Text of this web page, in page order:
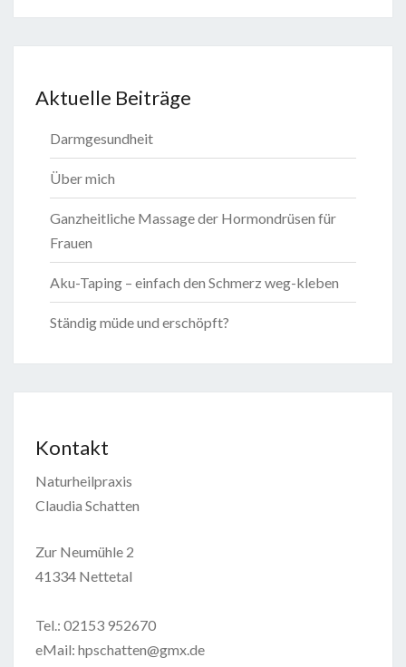
Aktuelle Beiträge
Darmgesundheit
Über mich
Ganzheitliche Massage der Hormondrüsen für
Frauen
Aku-Taping – einfach den Schmerz weg-kleben
Ständig müde und erschöpft?
Kontakt
Naturheilpraxis
Claudia Schatten
Zur Neumühle 2
41334 Nettetal
Tel.: 02153 952670
eMail: hpschatten@gmx.de